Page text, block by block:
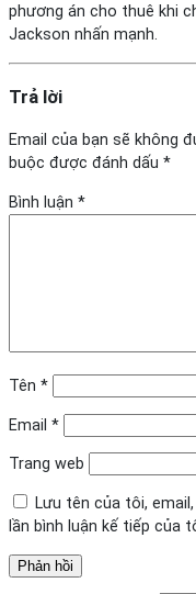
phương án cho thuê khi
Jackson nhấn mạnh.
Trả lời
Email của bạn sẽ không
buộc được đánh dấu *
Bình luận *
Tên *
Email *
Trang web
Lưu tên của tôi,
lần bình luận kế tiếp của